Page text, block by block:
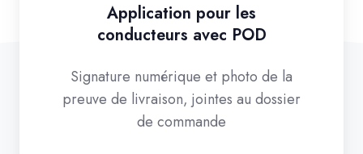
Application pour les
conducteurs avec POD
Signature numérique et photo de la
preuve de livraison, jointes au dossier
de commande